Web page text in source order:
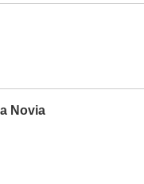
Novia